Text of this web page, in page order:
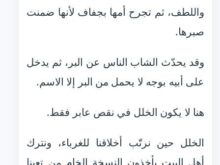
واللطف، ثم تجرح أمها بجفاف لأنها ضمنت
صبرها.
وقد يحدّث الشاب الناس عن البر، ثم يدخل
على أبيه بوجه لا يحمل من البر إلا الاسم.
هنا لا يكون الخلل في نقص عابر فقط.
الخلل حين نرتّب أخلاقنا للغرباء، ونترك
أهل البيت يأخذون النسخة الخام من تعبنا